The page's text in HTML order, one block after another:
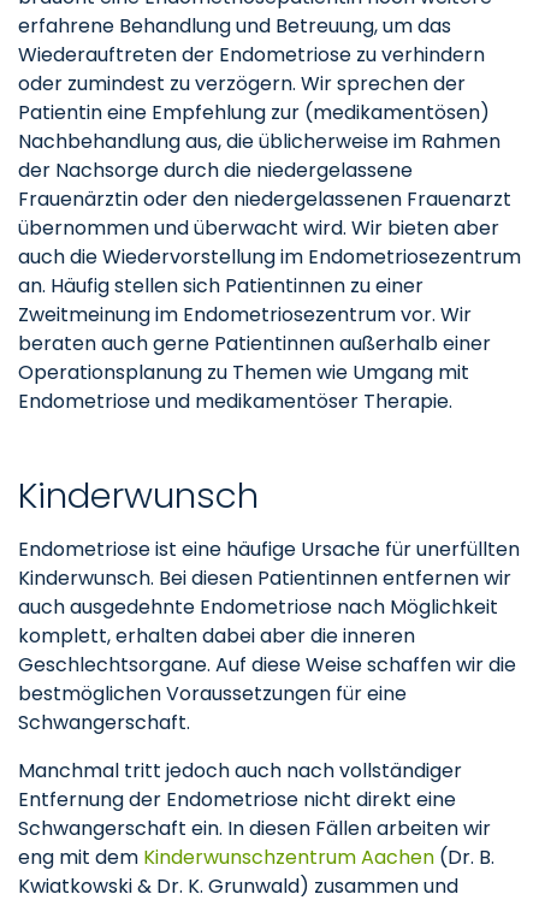
erfahrene Behandlung und Betreuung, um das
Wiederauftreten der Endometriose zu verhindern
oder zumindest zu verzögern. Wir sprechen der
Patientin eine Empfehlung zur (medikamentösen)
Nachbehandlung aus, die üblicherweise im Rahmen
der Nachsorge durch die niedergelassene
Frauenärztin oder den niedergelassenen Frauenarzt
übernommen und überwacht wird. Wir bieten aber
auch die Wiedervorstellung im Endometriosezentrum
an. Häufig stellen sich Patientinnen zu einer
Zweitmeinung im Endometriosezentrum vor. Wir
beraten auch gerne Patientinnen außerhalb einer
Operationsplanung zu Themen wie Umgang mit
Endometriose und medikamentöser Therapie.
Kinderwunsch
Endometriose ist eine häufige Ursache für unerfüllten
Kinderwunsch. Bei diesen Patientinnen entfernen wir
auch ausgedehnte Endometriose nach Möglichkeit
komplett, erhalten dabei aber die inneren
Geschlechtsorgane. Auf diese Weise schaffen wir die
bestmöglichen Voraussetzungen für eine
Schwangerschaft.
Manchmal tritt jedoch auch nach vollständiger
Entfernung der Endometriose nicht direkt eine
Schwangerschaft ein. In diesen Fällen arbeiten wir
eng mit dem Kinderwunschzentrum Aachen (Dr. B.
Kwiatkowski & Dr. K. Grunwald) zusammen und